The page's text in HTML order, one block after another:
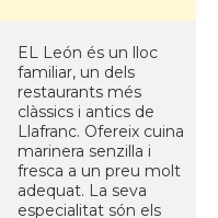
EL León és un lloc
familiar, un dels
restaurants més
clàssics i antics de
Llafranc. Ofereix cuina
marinera senzilla i
fresca a un preu molt
adequat. La seva
especialitat són els